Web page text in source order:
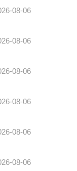
08-06
08-06
08-06
08-06
08-06
08-06